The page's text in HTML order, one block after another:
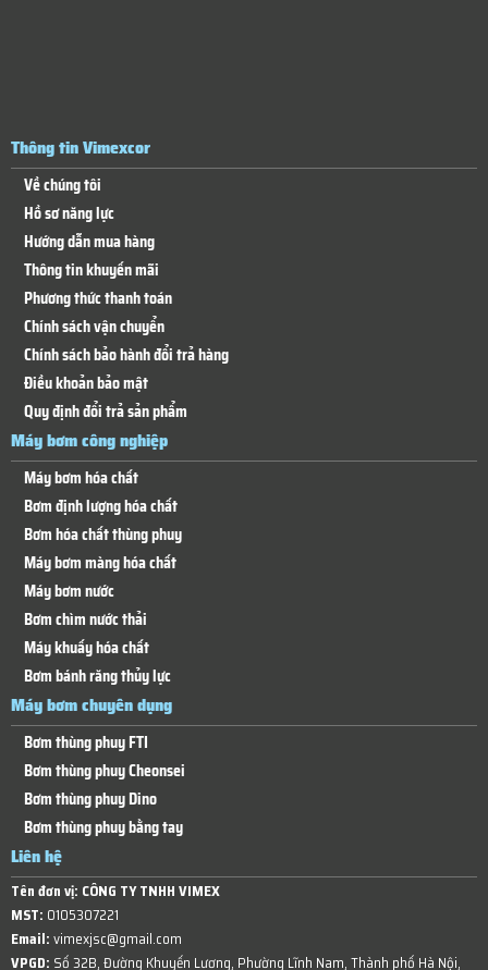
Thông tin Vimexcor
Về chúng tôi
Hồ sơ năng lực
Hướng dẫn mua hàng
Thông tin khuyến mãi
Phương thức thanh toán
Chính sách vận chuyển
Chính sách bảo hành đổi trả hàng
Điều khoản bảo mật
Quy định đổi trả sản phẩm
Máy bơm công nghiệp
Máy bơm hóa chất
Bơm định lượng hóa chất
Bơm hóa chất thùng phuy
Máy bơm màng hóa chất
Máy bơm nước
Bơm chìm nước thải
Máy khuấy hóa chất
Bơm bánh răng thủy lực
Máy bơm chuyên dụng
Bơm thùng phuy FTI
Bơm thùng phuy Cheonsei
Bơm thùng phuy Dino
Bơm thùng phuy bằng tay
Liên hệ
Tên đơn vị: CÔNG TY TNHH VIMEX
MST: 0105307221
Email:vimexjsc@gmail.com
VPGD: Số 32B, Đường Khuyến Lương, Phường Lĩnh Nam, Thành phố Hà Nội,